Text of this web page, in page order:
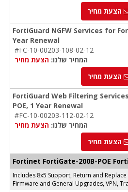
הצעת מחיר
FortiGuard NGFW Services for
Year Renewal
#FC-10-00203-108-02-12
המחיר שלנו: הצעת מחיר
הצעת מחיר
FortiGuard Web Filtering
POE, 1 Year Renewal
#FC-10-00203-112-02-12
המחיר שלנו: הצעת מחיר
הצעת מחיר
Fortinet FortiGate-200B-POE
Includes 8x5 Support, Return and
Firmware and General Upgrades, VPN,